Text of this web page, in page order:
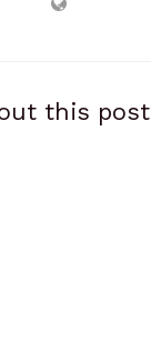
this post